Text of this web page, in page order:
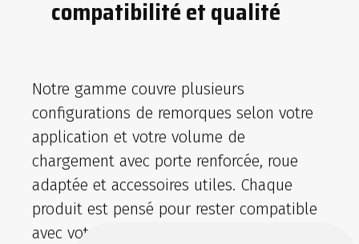
compatibilité et qualité
Notre gamme couvre plusieurs
configurations de remorques selon votre
application et votre volume de
chargement avec porte renforcée, roue
adaptée et accessoires utiles. Chaque
produit est pensé pour rester compatible
avec votre appareil et les exigences du